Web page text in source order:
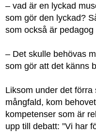
– vad är en lyckad
som gör den lyckad?
som också är
– Det skulle behövas
som gör att det känns
Liksom under det
mångfald, kom
kompetenser som är
upp till debatt: ”Vi har